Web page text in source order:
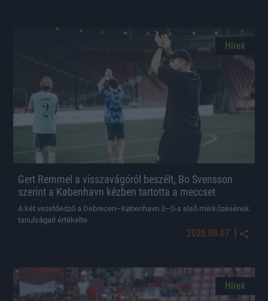
Hírek
Gert Remmel a visszavágóról beszélt, Bo Svensson
szerint a København kézben tartotta a meccset
A két vezetőedző a Debrecen–København 3–0-s első mérkőzésének
tanulságait értékelte.
2026.08.07. |
Hírek